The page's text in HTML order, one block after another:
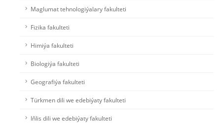
Maglumat tehnologiýalary fakulteti
Fizika fakulteti
Himiýa fakulteti
Biologiýa fakulteti
Geografiýa fakulteti
Türkmen dili we edebiýaty fakulteti
Iňlis dili we edebiýaty fakulteti